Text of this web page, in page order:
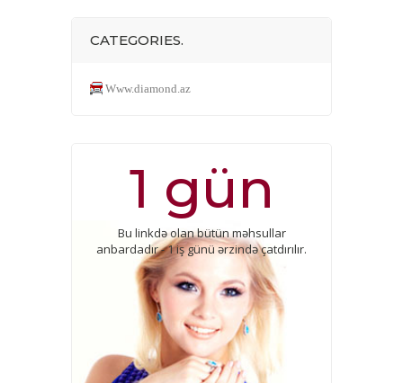
CATEGORIES.
Www.diamond.az
1 gün
Bu linkdə olan bütün məhsullar
anbardadır - 1 iş günü ərzində çatdırılır.